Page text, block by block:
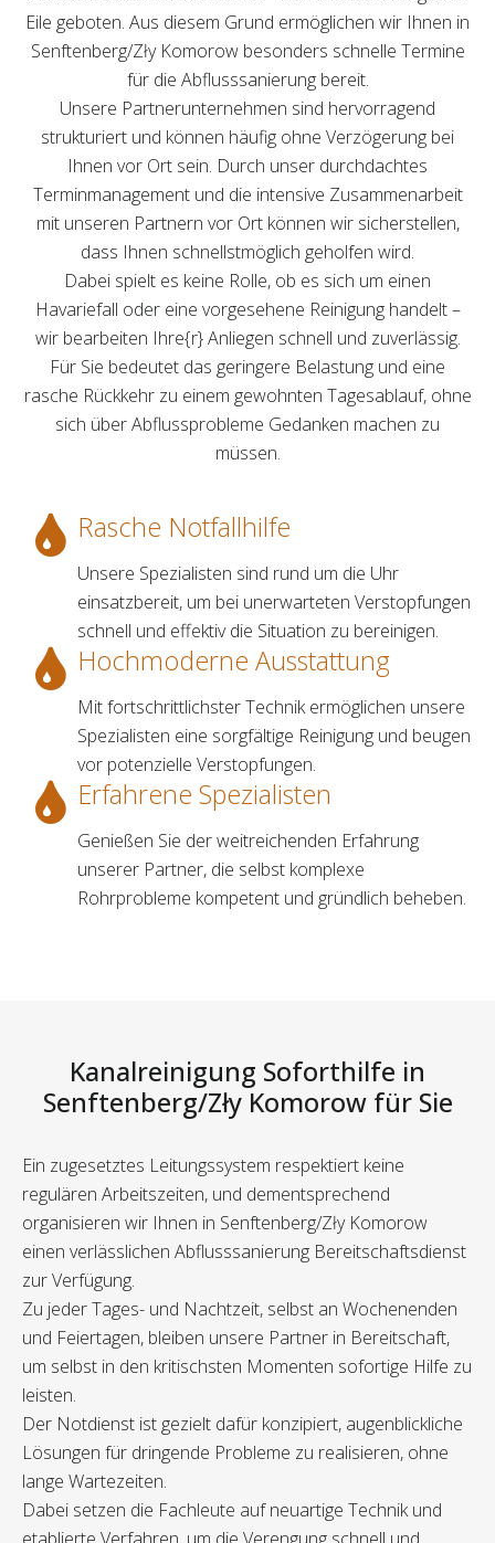
Eile geboten. Aus diesem Grund ermöglichen wir Ihnen in
Senftenberg/Zły Komorow besonders schnelle Termine
für die Abflusssanierung bereit.
Unsere Partnerunternehmen sind hervorragend
strukturiert und können häufig ohne Verzögerung bei
Ihnen vor Ort sein. Durch unser durchdachtes
Terminmanagement und die intensive Zusammenarbeit
mit unseren Partnern vor Ort können wir sicherstellen,
dass Ihnen schnellstmöglich geholfen wird.
Dabei spielt es keine Rolle, ob es sich um einen
Havariefall oder eine vorgesehene Reinigung handelt –
wir bearbeiten Ihre{r} Anliegen schnell und zuverlässig.
Für Sie bedeutet das geringere Belastung und eine
rasche Rückkehr zu einem gewohnten Tagesablauf, ohne
sich über Abflussprobleme Gedanken machen zu
müssen.
Rasche Notfallhilfe
Unsere Spezialisten sind rund um die Uhr
einsatzbereit, um bei unerwarteten Verstopfungen
schnell und effektiv die Situation zu bereinigen.
Hochmoderne Ausstattung
Mit fortschrittlichster Technik ermöglichen unsere
Spezialisten eine sorgfältige Reinigung und beugen
vor potenzielle Verstopfungen.
Erfahrene Spezialisten
Genießen Sie der weitreichenden Erfahrung
unserer Partner, die selbst komplexe
Rohrprobleme kompetent und gründlich beheben.
Kanalreinigung Soforthilfe in
Senftenberg/Zły Komorow für Sie
Ein zugesetztes Leitungssystem respektiert keine
regulären Arbeitszeiten, und dementsprechend
organisieren wir Ihnen in Senftenberg/Zły Komorow
einen verlässlichen Abflusssanierung Bereitschaftsdienst
zur Verfügung.
Zu jeder Tages- und Nachtzeit, selbst an Wochenenden
und Feiertagen, bleiben unsere Partner in Bereitschaft,
um selbst in den kritischsten Momenten sofortige Hilfe zu
leisten.
Der Notdienst ist gezielt dafür konzipiert, augenblickliche
Lösungen für dringende Probleme zu realisieren, ohne
lange Wartezeiten.
Dabei setzen die Fachleute auf neuartige Technik und